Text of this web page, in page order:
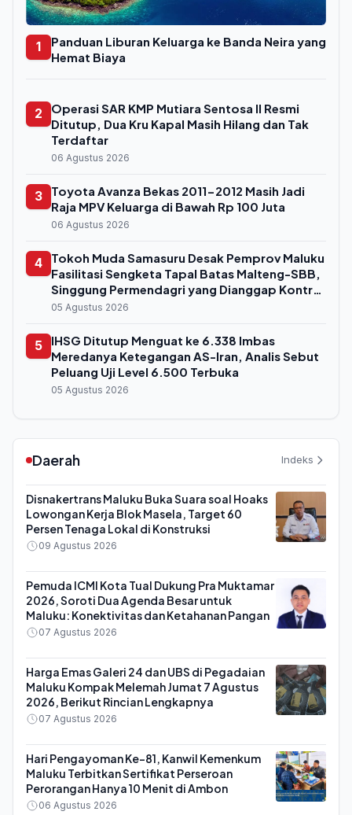
1
Panduan Liburan Keluarga ke Banda Neira yang
Hemat Biaya
2
Operasi SAR KMP Mutiara Sentosa II Resmi
Ditutup, Dua Kru Kapal Masih Hilang dan Tak
Terdaftar
06 Agustus 2026
3
Toyota Avanza Bekas 2011-2012 Masih Jadi
Raja MPV Keluarga di Bawah Rp 100 Juta
06 Agustus 2026
4
Tokoh Muda Samasuru Desak Pemprov Maluku
Fasilitasi Sengketa Tapal Batas Malteng-SBB,
Singgung Permendagri yang Dianggap Kontra
Konstitusi
05 Agustus 2026
5
IHSG Ditutup Menguat ke 6.338 Imbas
Meredanya Ketegangan AS-Iran, Analis Sebut
Peluang Uji Level 6.500 Terbuka
05 Agustus 2026
Daerah Indeks
Disnakertrans Maluku Buka Suara soal Hoaks
Lowongan Kerja Blok Masela, Target 60
Persen Tenaga Lokal di Konstruksi
09 Agustus 2026
Pemuda ICMI Kota Tual Dukung Pra Muktamar
2026, Soroti Dua Agenda Besar untuk
Maluku: Konektivitas dan Ketahanan Pangan
07 Agustus 2026
Harga Emas Galeri 24 dan UBS di Pegadaian
Maluku Kompak Melemah Jumat 7 Agustus
2026, Berikut Rincian Lengkapnya
07 Agustus 2026
Hari Pengayoman Ke-81, Kanwil Kemenkum
Maluku Terbitkan Sertifikat Perseroan
Perorangan Hanya 10 Menit di Ambon
06 Agustus 2026